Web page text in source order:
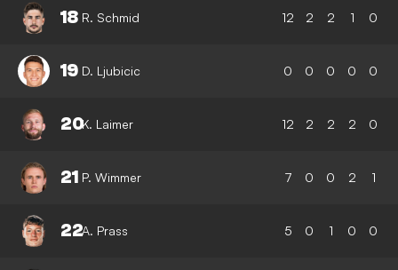
18 R. Schmid 12 2 2 1 0
19 D. Ljubicic 0 0 0 0 0
20K. Laimer 12 2 2 2 0
21 P. Wimmer 7 0 0 2 1
22A. Prass 5 0 1 0 0